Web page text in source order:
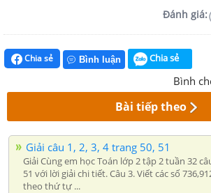
Đánh giá:
Chia sẻ Bình luận Chia sẻ
Bình
Bài tiếp theo
Giải câu 1, 2, 3, 4 trang 50, 51
Giải Cùng em học Toán lớp 2 tập 2 tuần 32
51 với lời giải chi tiết. Câu 3. Viết các số
theo thứ tự ...